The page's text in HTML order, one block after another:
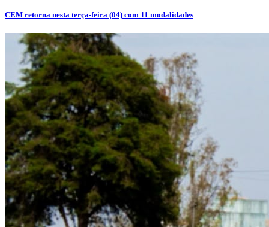
CEM retorna nesta terça-feira (04) com 11 modalidades